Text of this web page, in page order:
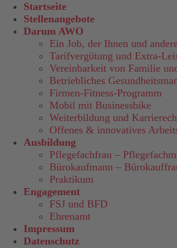
Startseite
Stellenangebote
Darum AWO
Ein Job, der Ihnen und
Tarifvergütung und Extra-
Vereinbarkeit von Familie
Betriebliches
Firmen-Fitness-Programm
Mobil mit Businessbike
Weiterbildung und
Offenes & innovatives
Ausbildung
Pflegefachfrau –
Bürokaufmann –
Praktikum
Engagement
FSJ und BFD
Ehrenamt
Impressum
Datenschutz